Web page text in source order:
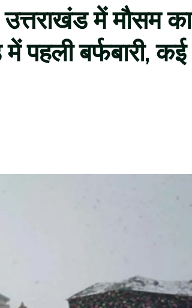
में मौसम का
पहली बर्फबारी, कई